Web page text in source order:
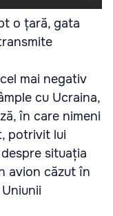
o țară, gata
mai negativ
cu Ucraina,
în care nimeni
potrivit lui
situația
avion căzut în